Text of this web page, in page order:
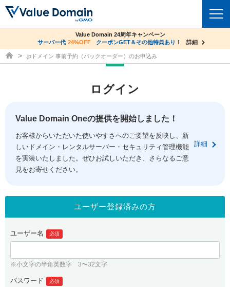
ドメイントップ
ドメイン移管
ドメイン価格一覧
ドメイン一括検索
.jpドメインオークション
gTLDオークション NEW!
.jpドメインバックオーダー
プレミアムドメイン
人気ドメインの種類
コアサーバー
バリューサーバー
XREA
セキュリティトップ
Value Domain ネットde診断
SSL証明書
サービストップ
お得意様割引
紹介制度
バリュードメインAPI
ドメイン・ホスティングOEM
facebook
ログイン
従来のバリュードメインをご利用希望の方
ユーザー登録
co.jpドメイン✕コアサーバーV2ビジネス応援キャンペーン
サーバー料金1年間無料
詳細
Value Domain 24周年キャンペーン
サーバー代 24%OFF クーポンGET＆その他特典あり！ 詳細
ドメイン取得ならバリュードメイン
.jpドメイン 事前予約（バックオーダー）のお申込み
ログイン
Value Domain Oneの提供を開始しました！
お客様からいただいた使いやすさへのご要望を反映し、新
しいドメイン・レンタルサーバー・セキュリティ管理機能
を実装いたしました。ぜひお試しいただき、さらなるご意
見をお寄せください。
詳細
ユーザー登録済みの方
ユーザー名 必須
※小文字の半角英数字 3〜32文字
パスワード 必須